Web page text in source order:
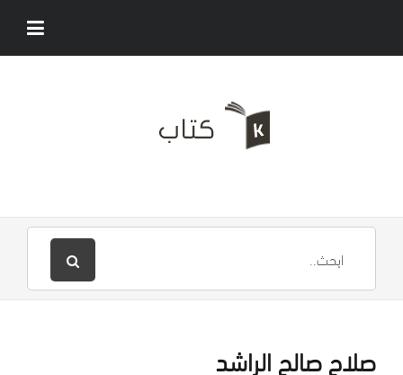
صلاح صالح الراشد